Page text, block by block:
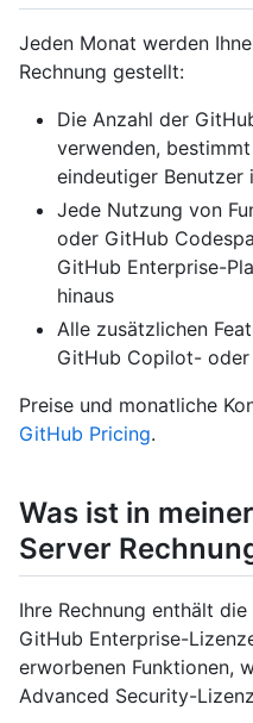
Jeden Monat werden
Rechnung gestellt:
Die Anzahl der
verwenden,
eindeutiger Benutzer
Jede Nutzung von
oder GitHub
GitHub Enterprise-
hinaus
Alle zusätzlichen
GitHub Copilot-
Preise und monatliche
GitHub Pricing.
Was ist in
Server
Ihre Rechnung enthält
GitHub Enterprise-
erworbenen Funktionen,
Advanced Security-